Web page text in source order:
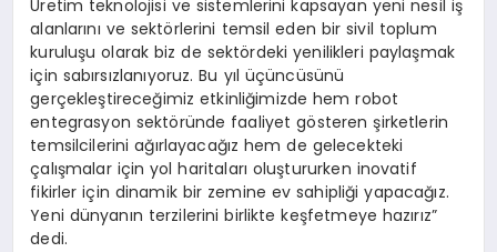
Üretim teknolojisi ve sistemlerini kapsayan yeni nesil iş
alanlarını ve sektörlerini temsil eden bir sivil toplum
kuruluşu olarak biz de sektördeki yenilikleri paylaşmak
için sabırsızlanıyoruz. Bu yıl üçüncüsünü
gerçekleştireceğimiz etkinliğimizde hem robot
entegrasyon sektöründe faaliyet gösteren şirketlerin
temsilcilerini ağırlayacağız hem de gelecekteki
çalışmalar için yol haritaları oluştururken inovatif
fikirler için dinamik bir zemine ev sahipliği yapacağız.
Yeni dünyanın terzilerini birlikte keşfetmeye hazırız”
dedi.